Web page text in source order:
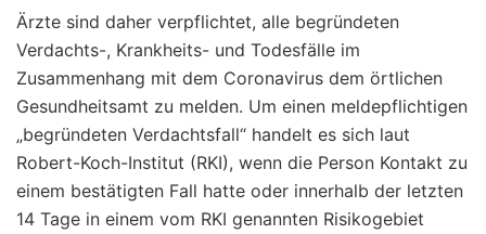
Ärzte sind daher verpflichtet, alle begründeten
Verdachts-, Krankheits- und Todesfälle im
Zusammenhang mit dem Coronavirus dem örtlichen
Gesundheitsamt zu melden. Um einen meldepflichtigen
„begründeten Verdachtsfall“ handelt es sich laut
Robert-Koch-Institut (RKI), wenn die Person Kontakt zu
einem bestätigten Fall hatte oder innerhalb der letzten
14 Tage in einem vom RKI genannten Risikogebiet